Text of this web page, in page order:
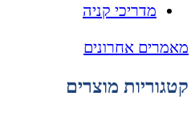
מדריכי קניה
מאמרים אחרונים
קטגוריות מוצרים